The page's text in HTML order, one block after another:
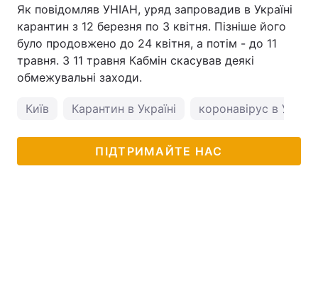
Як повідомляв УНІАН, уряд запровадив в Україні
карантин з 12 березня по 3 квітня. Пізніше його
було продовжено до 24 квітня, а потім - до 11
травня. З 11 травня Кабмін скасував деякі
обмежувальні заходи.
Київ Карантин в Україні коронавірус в
ПІДТРИМАЙТЕ НАС